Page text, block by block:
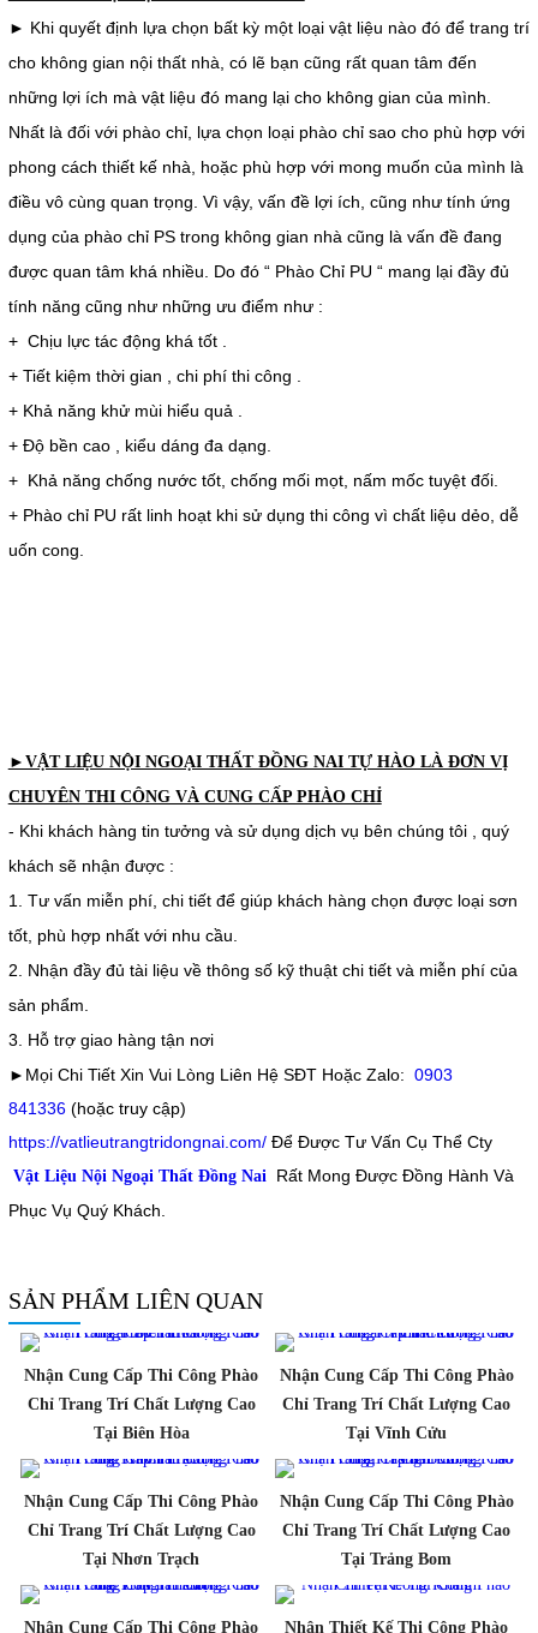
► Khi quyết định lựa chọn bất kỳ một loại vật liệu nào đó để trang trí
cho không gian nội thất nhà, có lẽ bạn cũng rất quan tâm đến
những lợi ích mà vật liệu đó mang lại cho không gian của mình.
Nhất là đối với phào chỉ, lựa chọn loại phào chỉ sao cho phù hợp với
phong cách thiết kế nhà, hoặc phù hợp với mong muốn của mình là
điều vô cùng quan trọng. Vì vậy, vấn đề lợi ích, cũng như tính ứng
dụng của phào chỉ PS trong không gian nhà cũng là vấn đề đang
được quan tâm khá nhiều. Do đó “ Phào Chỉ PU “ mang lại đầy đủ
tính năng cũng như những ưu điểm như :
+ Chịu lực tác động khá tốt .
+ Tiết kiệm thời gian , chi phí thi công .
+ Khả năng khử mùi hiểu quả .
+ Độ bền cao , kiểu dáng đa dạng.
+ Khả năng chống nước tốt, chống mối mọt, nấm mốc tuyệt đối.
+ Phào chỉ PU rất linh hoạt khi sử dụng thi công vì chất liệu dẻo, dễ
uốn cong.
►VẬT LIỆU NỘI NGOẠI THẤT ĐỒNG NAI TỰ HÀO LÀ ĐƠN VỊ
CHUYÊN THI CÔNG VÀ CUNG CẤP PHÀO CHỈ
- Khi khách hàng tin tưởng và sử dụng dịch vụ bên chúng tôi , quý
khách sẽ nhận được :
1. Tư vấn miễn phí, chi tiết để giúp khách hàng chọn được loại sơn
tốt, phù hợp nhất với nhu cầu.
2. Nhận đầy đủ tài liệu về thông số kỹ thuật chi tiết và miễn phí của
sản phẩm.
3. Hỗ trợ giao hàng tận nơi
►Mọi Chi Tiết Xin Vui Lòng Liên Hệ SĐT Hoặc Zalo: 0903
841336(hoặc truy cập)
https://vatlieutrangtridongnai.com/Để Được Tư Vấn Cụ Thể Cty
Vật Liệu Nội Ngoại Thất Đồng Nai
Rất Mong Được Đồng Hành Và
Phục Vụ Quý Khách.
SẢN PHẨM LIÊN QUAN
Nhận Cung Cấp Thi Công Phào
Chỉ Trang Trí Chất Lượng Cao
Tại Biên Hòa
Nhận Cung Cấp Thi Công Phào
Chỉ Trang Trí Chất Lượng Cao
Tại Vĩnh Cửu
Nhận Cung Cấp Thi Công Phào
Chỉ Trang Trí Chất Lượng Cao
Tại Nhơn Trạch
Nhận Cung Cấp Thi Công Phào
Chỉ Trang Trí Chất Lượng Cao
Tại Trảng Bom
Nhận Cung Cấp Thi Công Phào Nhận Thiết Kế Thi Công Phào